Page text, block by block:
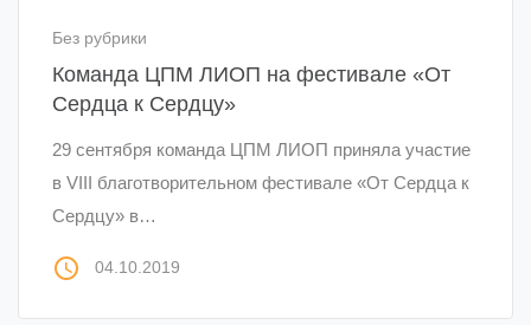
Без рубрики
Команда ЦПМ ЛИОП на фестивале «От
Сердца к Сердцу»
29 сентября команда ЦПМ ЛИОП приняла участие
в VIII благотворительном фестивале «От Сердца к
Сердцу» в…
access_time 04.10.2019